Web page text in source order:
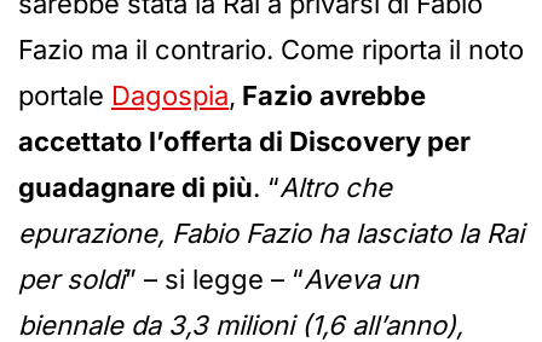
Fazio ma il contrario. Come riporta il noto
portale Dagospia, Fazio avrebbe
accettato l’offerta di Discovery per
guadagnare di più. “Altro che
epurazione, Fabio Fazio ha lasciato la Rai
per soldi” – si legge – “Aveva un
biennale da 3,3 milioni (1,6 all’anno),